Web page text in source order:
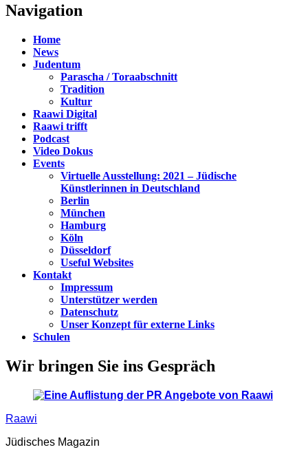
Navigation
Home
News
Judentum
Parascha / Toraabschnitt
Tradition
Kultur
Raawi Digital
Raawi trifft
Podcast
Video Dokus
Events
Virtuelle Ausstellung: 2021 – Jüdische
Künstlerinnen in Deutschland
Berlin
München
Hamburg
Köln
Düsseldorf
Useful Websites
Kontakt
Impressum
Unterstützer werden
Datenschutz
Unser Konzept für externe Links
Schulen
Wir bringen Sie ins Gespräch
Raawi
Jüdisches Magazin